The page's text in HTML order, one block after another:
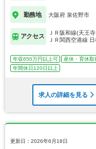
勤務地 大阪府 泉佐野市
アクセス
ＪＲ阪和線(天王
ＪＲ関西空港線
年収650万円以上可 産休・育休取
年間休日120日以上
求人の詳細を見る
更新日：2026年6月18日